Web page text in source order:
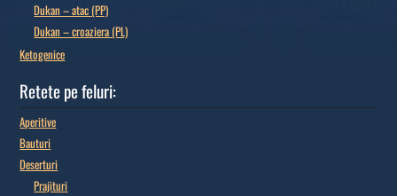
Dukan – atac (PP)
Dukan – croaziera (PL)
Ketogenice
Retete pe feluri:
Aperitive
Bauturi
Deserturi
Prajituri